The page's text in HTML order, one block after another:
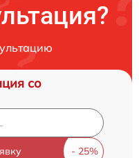
со